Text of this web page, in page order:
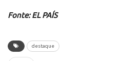
Fonte: EL PAÍS
destaque